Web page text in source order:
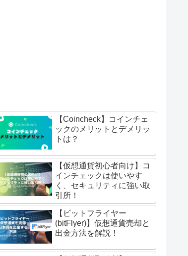
【Coincheck】コインチェ
ックのメリットとデメリッ
トは？
【仮想通貨初心者向け】コ
インチェックは使いやす
く、セキュリティに強い取
引所！
【ビットフライヤー
(bitFlyer)】仮想通貨売却と
出金方法を解説！